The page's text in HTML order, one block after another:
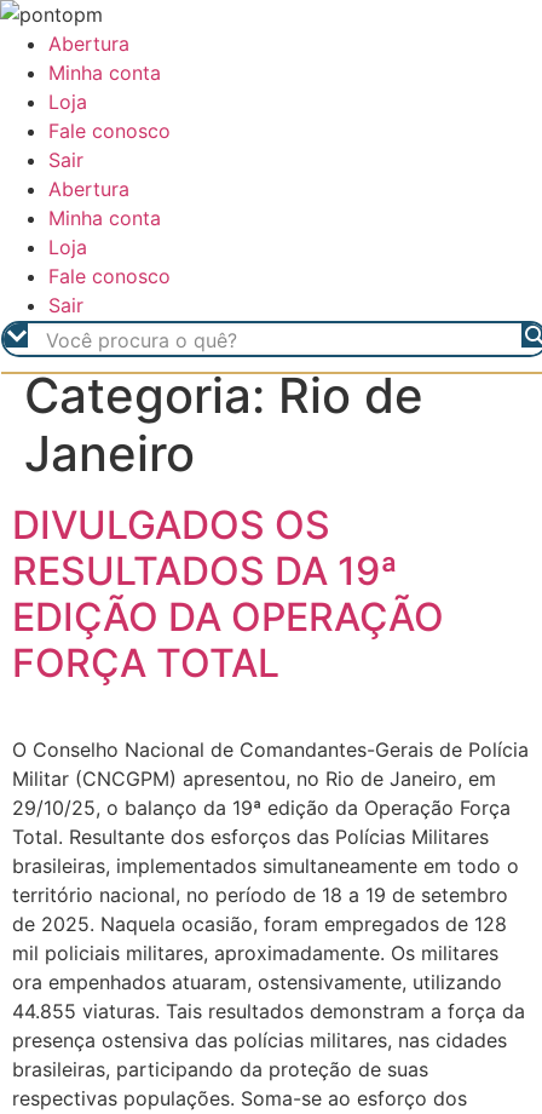
Ir
para
conteúdo
Abertura
Minha conta
Loja
Fale conosco
Sair
Abertura
Minha conta
Loja
Fale conosco
Sair
Categoria: Rio de
Janeiro
DIVULGADOS OS
RESULTADOS DA 19ª
EDIÇÃO DA OPERAÇÃO
FORÇA TOTAL
O Conselho Nacional de Comandantes-Gerais de Polícia
Militar (CNCGPM) apresentou, no Rio de Janeiro, em
29/10/25, o balanço da 19ª edição da Operação Força
Total. Resultante dos esforços das Polícias Militares
brasileiras, implementados simultaneamente em todo o
território nacional, no período de 18 a 19 de setembro
de 2025. Naquela ocasião, foram empregados de 128
mil policiais militares, aproximadamente. Os militares
ora empenhados atuaram, ostensivamente, utilizando
44.855 viaturas. Tais resultados demonstram a força da
presença ostensiva das polícias militares, nas cidades
brasileiras, participando da proteção de suas
respectivas populações. Soma-se ao esforço dos